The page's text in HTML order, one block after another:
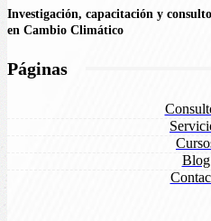
Investigación, capacitación y
en Cambio Climático
Páginas
Blog